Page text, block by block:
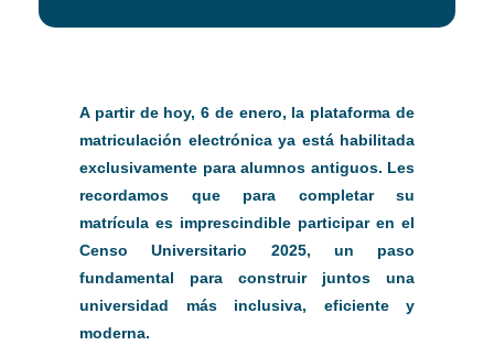
A partir de hoy, 6 de enero, la plataforma de
matriculación electrónica ya está habilitada
exclusivamente para alumnos antiguos. Les
recordamos que para completar su
matrícula es imprescindible participar en el
Censo Universitario 2025, un paso
fundamental para construir juntos una
universidad más inclusiva, eficiente y
moderna.